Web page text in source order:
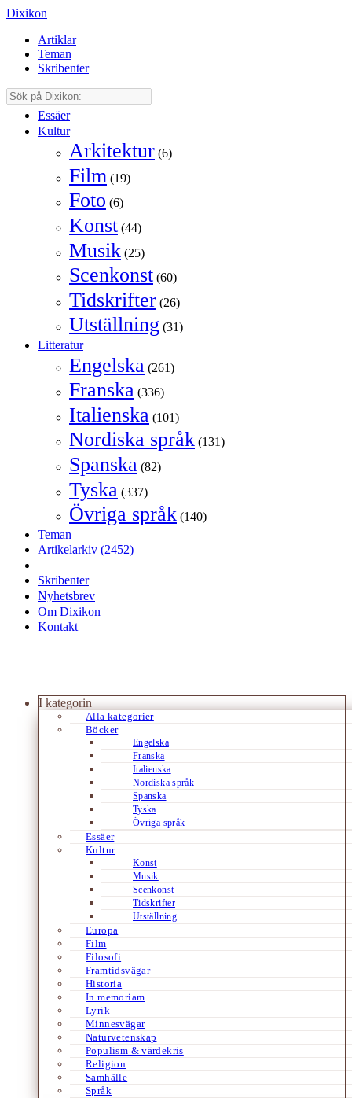
Dixikon
Artiklar
Teman
Skribenter
Essäer
Kultur
Arkitektur (6)
Film (19)
Foto (6)
Konst (44)
Musik (25)
Scenkonst (60)
Tidskrifter (26)
Utställning (31)
Litteratur
Engelska (261)
Franska (336)
Italienska (101)
Nordiska språk (131)
Spanska (82)
Tyska (337)
Övriga språk (140)
Teman
Artikelarkiv (2452)
Skribenter
Nyhetsbrev
Om Dixikon
Kontakt
I kategorin
Alla kategorier
Böcker
Engelska
Franska
Italienska
Nordiska språk
Spanska
Tyska
Övriga språk
Essäer
Kultur
Konst
Musik
Scenkonst
Tidskrifter
Utställning
Europa
Film
Filosofi
Framtidsvägar
Historia
In memoriam
Lyrik
Minnesvägar
Naturvetenskap
Populism & värdekris
Religion
Samhälle
Språk